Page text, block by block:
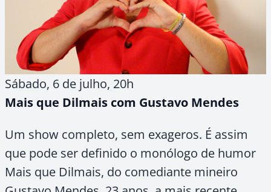
Sábado, 6 de julho, 20h
Mais que Dilmais com Gustavo Mendes
Um show completo, sem exageros. É assim
que pode ser definido o monólogo de humor
Mais que Dilmais, do comediante mineiro